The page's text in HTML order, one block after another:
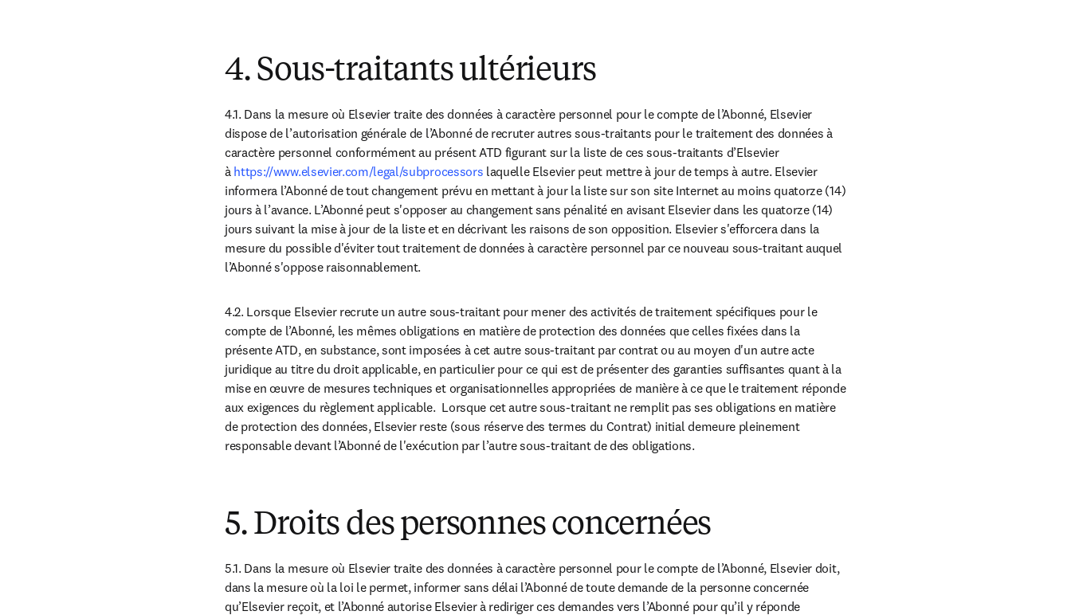
4. Sous-traitants ultérieurs
4.1. Dans la mesure où Elsevier traite des données à caractère personnel pour le compte de l’Abonné, Elsevier
dispose de l’autorisation générale de l’Abonné de recruter autres sous-traitants pour le traitement des données à
caractère personnel conformément au présent ATD figurant sur la liste de ces sous-traitants d’Elsevier
à https://www.elsevier.com/legal/subprocessors laquelle Elsevier peut mettre à jour de temps à autre. Elsevier
informera l’Abonné de tout changement prévu en mettant à jour la liste sur son site Internet au moins quatorze (14)
jours à l’avance. L’Abonné peut s'opposer au changement sans pénalité en avisant Elsevier dans les quatorze (14)
jours suivant la mise à jour de la liste et en décrivant les raisons de son opposition. Elsevier s'efforcera dans la
mesure du possible d'éviter tout traitement de données à caractère personnel par ce nouveau sous-traitant auquel
l’Abonné s'oppose raisonnablement.
4.2. Lorsque Elsevier recrute un autre sous-traitant pour mener des activités de traitement spécifiques pour le
compte de l’Abonné, les mêmes obligations en matière de protection des données que celles fixées dans la
présente ATD, en substance, sont imposées à cet autre sous-traitant par contrat ou au moyen d'un autre acte
juridique au titre du droit applicable, en particulier pour ce qui est de présenter des garanties suffisantes quant à la
mise en œuvre de mesures techniques et organisationnelles appropriées de manière à ce que le traitement réponde
aux exigences du règlement applicable.  Lorsque cet autre sous-traitant ne remplit pas ses obligations en matière
de protection des données, Elsevier reste (sous réserve des termes du Contrat) initial demeure pleinement
responsable devant l’Abonné de l'exécution par l’autre sous-traitant de des obligations.
5. Droits des personnes concernées
5.1. Dans la mesure où Elsevier traite des données à caractère personnel pour le compte de l’Abonné, Elsevier doit,
dans la mesure où la loi le permet, informer sans délai l’Abonné de toute demande de la personne concernée
qu’Elsevier reçoit, et l’Abonné autorise Elsevier à rediriger ces demandes vers l’Abonné pour qu’il y réponde